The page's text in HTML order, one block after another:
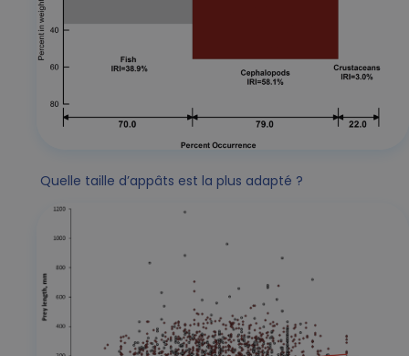
Quelle taille d’appâts est la plus adapté ?